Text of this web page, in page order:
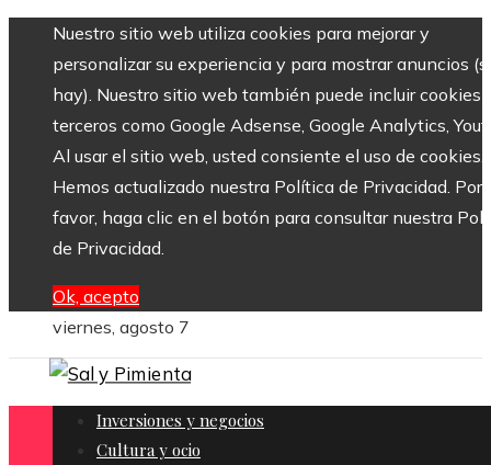
Nuestro sitio web utiliza cookies para mejorar y
personalizar su experiencia y para mostrar anuncios
hay). Nuestro sitio web también puede incluir cookies
terceros como Google Adsense, Google Analytics,
Al usar el sitio web, usted consiente el uso de cookies.
Hemos actualizado nuestra Política de Privacidad. Por
favor, haga clic en el botón para consultar nuestra
de Privacidad.
Ok, acepto
viernes, agosto 7
Inversiones y negocios
Cultura y ocio